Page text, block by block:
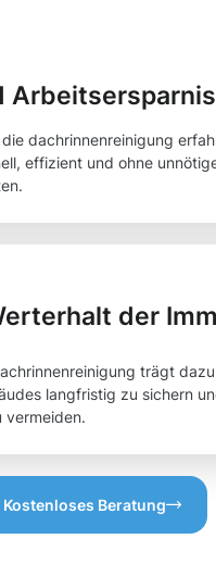
Arbeitsersparnis
dachrinnenreinigung
effizient und ohne
der
trägt
langfristig zu sichern
vermeiden.
Kostenloses Beratung